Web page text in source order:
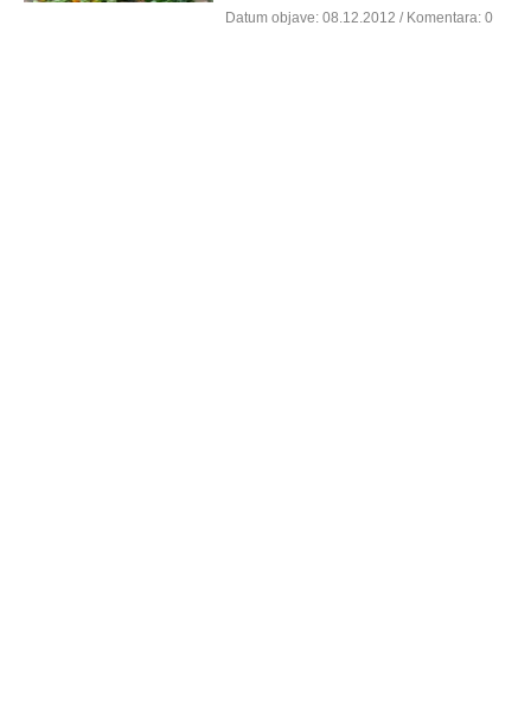
Datum objave: 08.12.2012 / Komentara: 0